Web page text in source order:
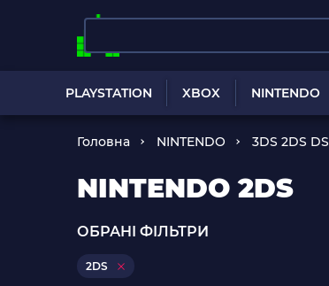
PLAYSTATION XBOX NINTENDO
Головна NINTENDO 3DS 2DS DS
NINTENDO 2DS
ОБРАНІ ФІЛЬТРИ
2DS